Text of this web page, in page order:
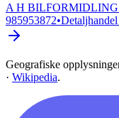
A H BILFORMIDLING
985953872•
Geografiske
· Wikipedia.